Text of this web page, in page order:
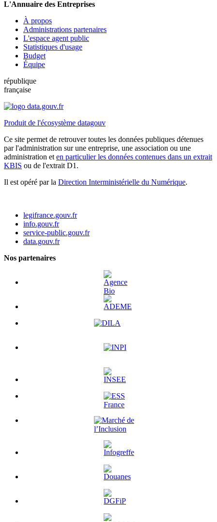
L'Annuaire des Entreprises
À propos
Administrations partenaires
L'espace agent public
Statistiques d'usage
Budget
Équipe
république
française
Produit de l'écosystème datagouv
Ce site permet de retrouver toutes les données publiques détenues
par l'administration sur une entreprise, une association ou une
administration et en particulier les données contenues dans un extrait
KBIS ou de l'extrait D1.
Il est opéré par la Direction Interministérielle du Numérique.
legifrance.gouv.fr
info.gouv.fr
service-public.gouv.fr
data.gouv.fr
Nos partenaires